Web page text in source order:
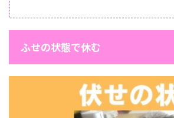
ふせの状態で休む